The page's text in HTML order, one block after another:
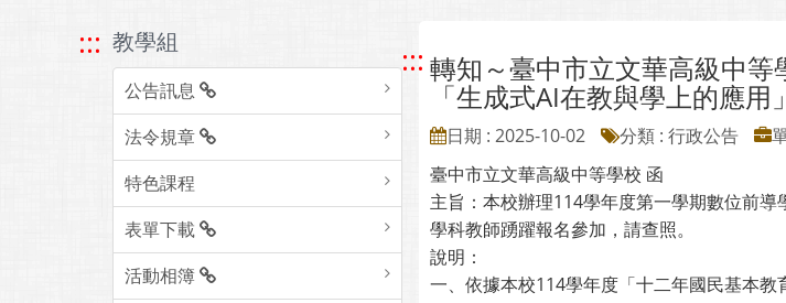
::: 教學組
公告訊息
法令規章
特色課程
表單下載
活動相簿
::: 轉知～臺中市立文華高級中
「生成式AI在教與學上的應
日期 : 2025-10-02 分類 : 行政公告
臺中市立文華高級中等學校 函
主旨：本校辦理114學年度第一學期數位前
學科教師踴躍報名參加，請查照。
說明：
一、依據本校114學年度「十二年國民基本教